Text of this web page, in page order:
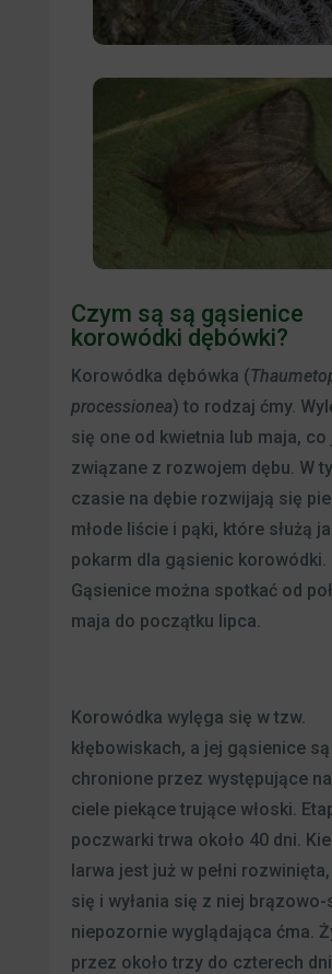
Czym są są gąsienice
korowódki dębówki?
Korowódka dębówka (
processionea) to rodzaj ćmy.
się one od kwietnia lub maja, co
związane z rozwojem dębu. W
czasie na dębie rozwijają się
młode liście i pąki, które służą
pokarm dla gąsienic korowódki.
Gąsienice można spotkać od
maja do początku lipca.
Korowódka wylęga się w tzw.
kłębowiskach, a jej gąsienice są
chronione przez występujące
ciele piekące trujące włoski.
poczwarki trwa około 40 dni.
larwa jest już w pełni
się i wyłania się z niej brązowo-
niepozornie wyglądająca ćma.
przez około trzy do czterech